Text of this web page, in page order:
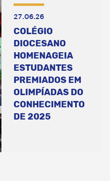
27.06.26
COLÉGIO
DIOCESANO
HOMENAGEIA
ESTUDANTES
PREMIADOS EM
OLIMPÍADAS DO
CONHECIMENTO
DE 2025